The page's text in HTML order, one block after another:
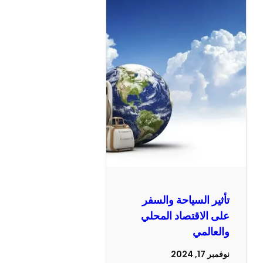
تأثير السياحة والسفر
على الاقتصاد المحلي
والعالمي
نوفمبر 17, 2024